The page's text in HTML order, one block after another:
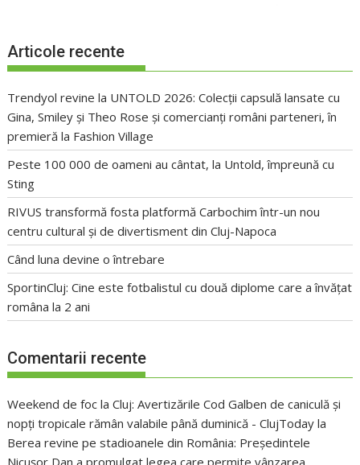
Articole recente
Trendyol revine la UNTOLD 2026: Colecții capsulă lansate cu
Gina, Smiley și Theo Rose și comercianți români parteneri, în
premieră la Fashion Village
Peste 100 000 de oameni au cântat, la Untold, împreună cu
Sting
RIVUS transformă fosta platformă Carbochim într-un nou
centru cultural și de divertisment din Cluj-Napoca
Când luna devine o întrebare
SportinCluj: Cine este fotbalistul cu două diplome care a învățat
româna la 2 ani
Comentarii recente
Weekend de foc la Cluj: Avertizările Cod Galben de caniculă și
nopți tropicale rămân valabile până duminică - ClujToday la
Berea revine pe stadioanele din România: Președintele